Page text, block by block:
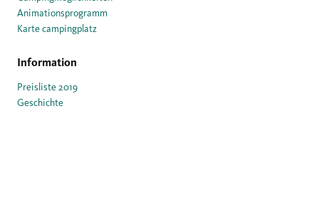
Animationsprogramm
Karte campingplatz
Information
Preisliste 2019
Geschichte